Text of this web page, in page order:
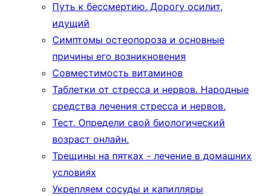
Путь к бессмертию. Дорогу осилит,
идущий
Симптомы остеопороза и основные
причины его возникновения
Совместимость витаминов
Таблетки от стресса и нервов. Народные
средства лечения стресса и нервов.
Тест. Определи свой биологический
возраст онлайн.
Трещины на пятках - лечение в домашних
условиях
Укрепляем сосуды и капилляры